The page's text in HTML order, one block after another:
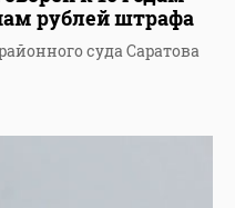
рублей штрафа
суда Саратова